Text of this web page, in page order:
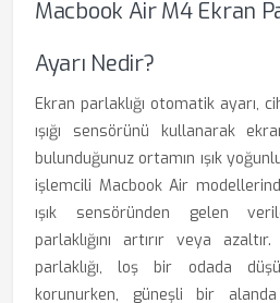
Macbook Air M4 Ekran
Ayarı Nedir?
Ekran parlaklığı otomatik ayarı,
ışığı sensörünü kullanarak
bulunduğunuz ortamın ışık
işlemcili Macbook Air
ışık sensöründen gelen
parlaklığını artırır veya
parlaklığı, loş bir odada
korunurken, güneşli bir